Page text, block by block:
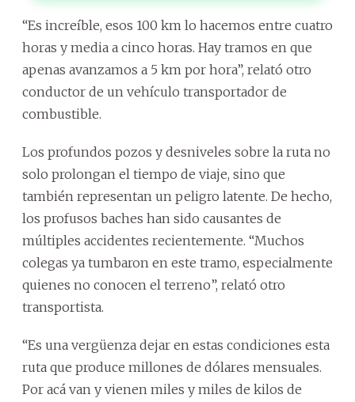
“Es increíble, esos 100 km lo hacemos entre cuatro
horas y media a cinco horas. Hay tramos en que
apenas avanzamos a 5 km por hora”, relató otro
conductor de un vehículo transportador de
combustible.
Los profundos pozos y desniveles sobre la ruta no
solo prolongan el tiempo de viaje, sino que
también representan un peligro latente. De hecho,
los profusos baches han sido causantes de
múltiples accidentes recientemente. “Muchos
colegas ya tumbaron en este tramo, especialmente
quienes no conocen el terreno”, relató otro
transportista.
“Es una vergüenza dejar en estas condiciones esta
ruta que produce millones de dólares mensuales.
Por acá van y vienen miles y miles de kilos de